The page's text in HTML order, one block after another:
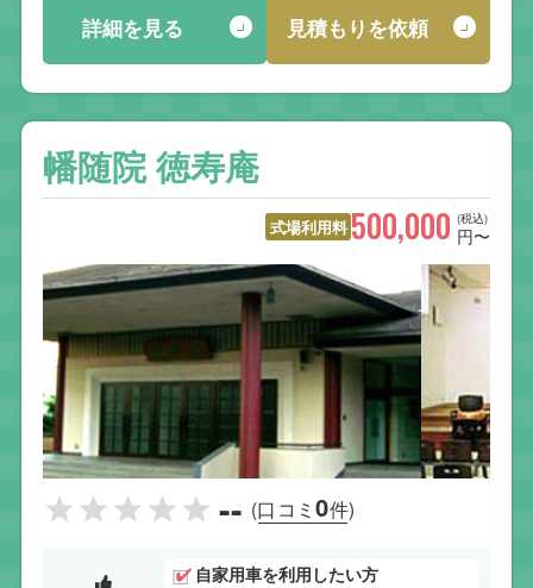
詳細を見る 見積もりを依頼
幡随院 徳寿庵
式場利用料 (税込)
500,000 円〜
-- (口コミ0件)
自家用車を利用したい方